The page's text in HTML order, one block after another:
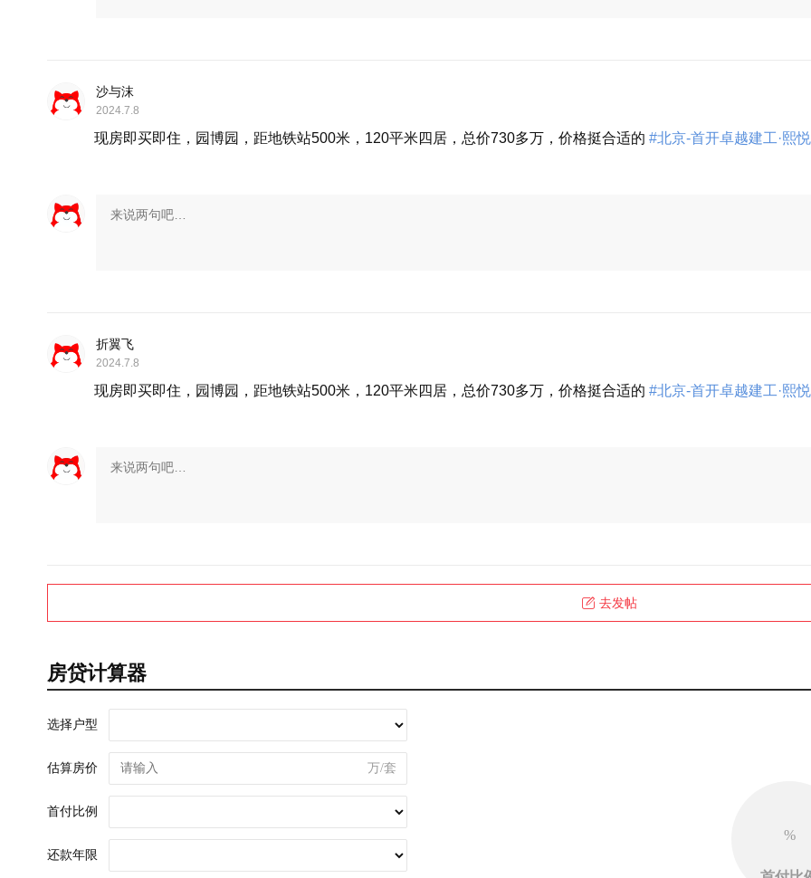
沙与沫
2024.7.8
现房即买即住，园博园，距地铁站500米，120平米四居，总价730多万，价格挺合适的 #北京-首开卓越建工·熙
折翼飞
2024.7.8
现房即买即住，园博园，距地铁站500米，120平米四居，总价730多万，价格挺合适的 #北京-首开卓越建工·熙
去发帖
房贷计算器
选择户型
估算房价 万/套
首付比例
还款年限
%